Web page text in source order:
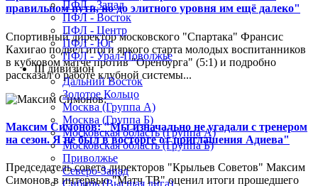
правильном пути, но до элитного уровня им ещё далеко"
Спортивный директор московского "Спартака" Франсис
Кахигао подвел итоги яркого старта молодых воспитанников
в кубковом матче против "Оренбурга" (5:1) и подробно
рассказал о работе клубной системы...
Максим Симонов: "Мы изначально не угадали с тренером
на сезон. Я не был в восторге от приглашения Адиева"
Председатель совета директоров "Крыльев Советов" Максим
Симонов в интервью "Матч ТВ" оценил итоги прошедшего
ПФЛ - Запад
ПФЛ - Восток
ПФЛ - Центр
ПФЛ - Юг
ПФЛ - Урал-Поволжье
III дивизион
Дальний Восток
Золотое Кольцо
Москва (Группа А)
Москва (Группа Б)
Московская область (Группа А)
Московская область (Группа Б)
Приволжье
Северо-Запад
Сибирь (Высшая лига)